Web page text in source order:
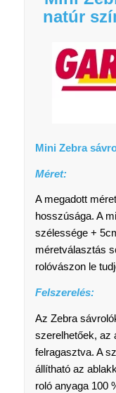
natúr
Mini Zebra
Méret:
A megadott
hosszúsága. A
szélessége +
méretválasztás
rolóvászon le
Felszerelés:
Az Zebra
szerelhetőek, az
felragasztva. A
állítható az
roló anyaga 100